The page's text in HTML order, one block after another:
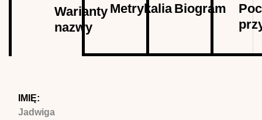
Warianty
nazwy
karta)
MetrykaliaBiogram
IMIĘ:
Jadwiga